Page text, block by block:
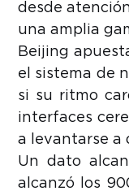
desde
una amplia
Beijing
el sistema de
si su ritmo
interfaces
a levantarse a
Un dato
alcanzó los